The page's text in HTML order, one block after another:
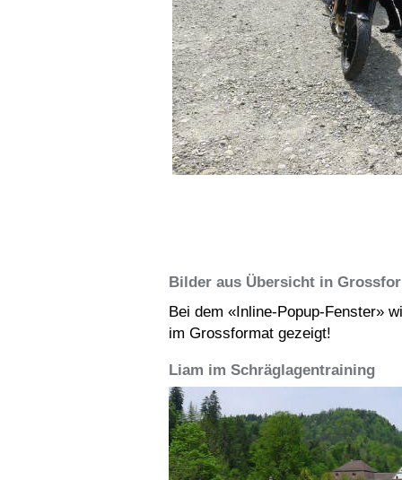
Bilder aus Übersicht in
Bei dem «Inline-Popup-Fenster»
im Grossformat gezeigt!
Liam im Schräglagentraining